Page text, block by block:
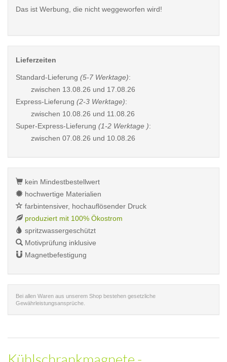
Das ist Werbung, die nicht weggeworfen wird!
Lieferzeiten
Standard-Lieferung (5-7 Werktage):
zwischen 13.08.26 und 17.08.26
Express-Lieferung (2-3 Werktage):
zwischen 10.08.26 und 11.08.26
Super-Express-Lieferung (1-2 Werktage ):
zwischen 07.08.26 und 10.08.26
kein Mindestbestellwert
hochwertige Materialien
farbintensiver, hochauflösender Druck
produziert mit 100% Ökostrom
spritzwassergeschützt
Motivprüfung inklusive
Magnetbefestigung
Bei allen Waren aus unserem Shop bestehen gesetzliche
Gewährleistungsansprüche.